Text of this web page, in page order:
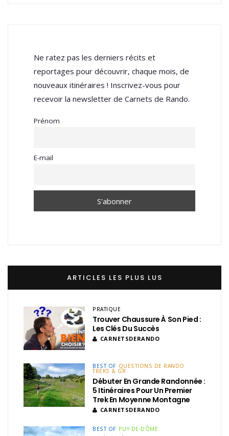
Ne ratez pas les derniers récits et
reportages pour découvrir, chaque mois, de
nouveaux itinéraires ! Inscrivez-vous pour
recevoir la newsletter de Carnets de Rando.
Prénom
E-mail
ARTICLES LES PLUS LUS
PRATIQUE
Trouver Chaussure À Son Pied :
Les Clés Du Succès
CARNETSDERANDO
BEST OF QUESTIONS DE RANDO
TREKS & GR
Débuter En Grande Randonnée :
5 Itinéraires Pour Un Premier
Trek En Moyenne Montagne
CARNETSDERANDO
BEST OF PUY-DE-DÔME